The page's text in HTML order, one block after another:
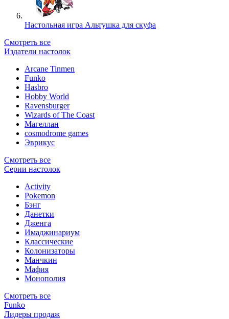
Настольная игра Альтушка для скуфа
Смотреть все
Издатели настолок
Arcane Tinmen
Funko
Hasbro
Hobby World
Ravensburger
Wizards of The Coast
Магеллан
сosmodrome games
Эврикус
Смотреть все
Серии настолок
Activity
Pokemon
Бэнг
Данетки
Дженга
Имаджинариум
Классические
Колонизаторы
Манчкин
Мафия
Монополия
Смотреть все
Funko
Лидеры продаж